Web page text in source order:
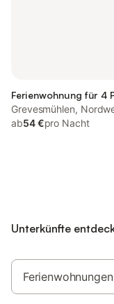
Ferienwohnung für 4
Grevesmühlen,
(Wismar und
ab54 €pro Nacht
Unterkünfte
Ferienwohnungen